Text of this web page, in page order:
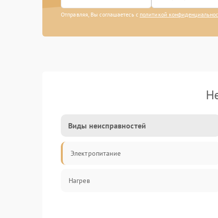
Отправляя, Вы соглашаетесь с политикой
Виды неисправностей
Электропитание
Нагрев